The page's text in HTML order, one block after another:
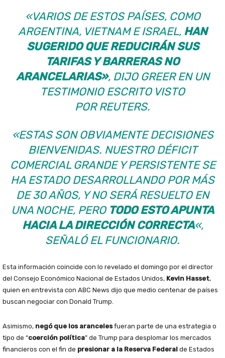
«VARIOS DE ESTOS PAÍSES, COMO
ARGENTINA, VIETNAM E ISRAEL,HAN
SUGERIDO QUE REDUCIRÁN SUS
TARIFAS Y BARRERAS NO
ARANCELARIAS», DIJO GREER EN UN
TESTIMONIO ESCRITO VISTO
PORREUTERS.
«ESTAS SON OBVIAMENTE DECISIONES
BIENVENIDAS. NUESTRO DÉFICIT
COMERCIAL GRANDE Y PERSISTENTE SE
HA ESTADO DESARROLLANDO POR MÁS
DE 30 AÑOS, Y NO SERÁ RESUELTO EN
UNA NOCHE, PERO TODO ESTO APUNTA
HACIA LA DIRECCIÓN CORRECTA«,
SEÑALÓ EL FUNCIONARIO.
Esta información coincide con lo revelado el domingo por el director
del Consejo Económico Nacional de Estados Unidos, Kevin Hasset,
quien en entrevista con ABC News dijo que medio centenar de países
buscan negociar con Donald Trump.
Asimismo, negó que los arancelesfueran parte de una estrategia o
tipo de “coerción política” de Trump para desplomar los mercados
financieros con el fin de presionar a la Reserva Federal de Estados